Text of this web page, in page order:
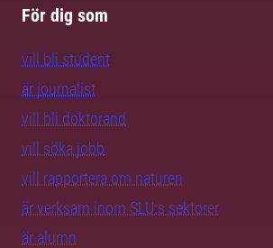
För dig som
vill bli student
är journalist
vill bli doktorand
vill söka jobb
vill rapportera om naturen
är verksam inom SLU:s sektorer
är alumn